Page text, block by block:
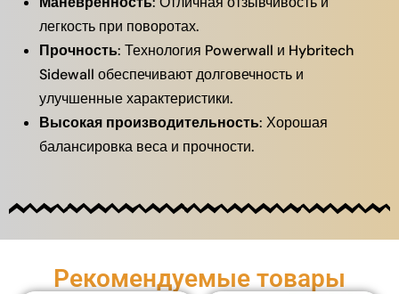
легкость при поворотах.
Прочность: Технология Powerwall и Hybritech
Sidewall обеспечивают долговечность и
улучшенные характеристики.
Высокая производительность: Хорошая
балансировка веса и прочности.
Рекомендуемые товары